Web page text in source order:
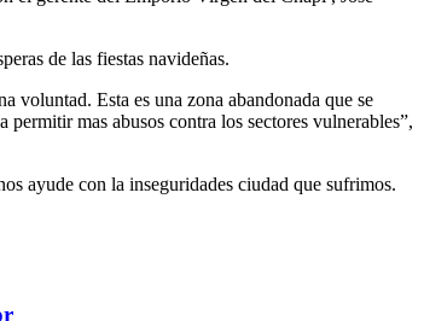
de las fiestas navideñas.
voluntad. Esta es una zona abandonada que se
mas abusos contra los sectores vulnerables”,
ayude con la inseguridades ciudad que sufrimos.